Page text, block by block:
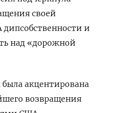
своей
и
над «дорожной
акцентирована
возвращения